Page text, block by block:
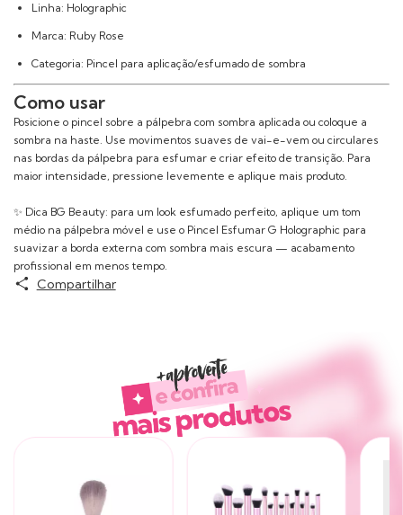
Linha: Holographic
Marca: Ruby Rose
Categoria: Pincel para aplicação/esfumado de sombra
Como usar
Posicione o pincel sobre a pálpebra com sombra aplicada ou coloque a
sombra na haste. Use movimentos suaves de vai-e-vem ou circulares
nas bordas da pálpebra para esfumar e criar efeito de transição. Para
maior intensidade, pressione levemente e aplique mais produto.
✨ Dica BG Beauty: para um look esfumado perfeito, aplique um tom
médio na pálpebra móvel e use o Pincel Esfumar G Holographic para
suavizar a borda externa com sombra mais escura — acabamento
profissional em menos tempo.
Compartilhar
Produtos similares